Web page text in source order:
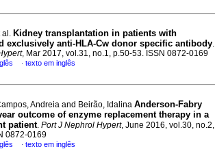
al. Kidney transplantation in patients with
exclusively anti-HLA-Cw donor specific antibody.
, Mar 2017, vol.31, no.1, p.50-53. ISSN 0872-0169
· texto em inglês
Andreia and Beirão, Idalina Anderson-Fabry
outcome of enzyme replacement therapy in a
patient. Port J Nephrol Hypert, June 2016, vol.30, no.2,
0872-0169
· texto em inglês